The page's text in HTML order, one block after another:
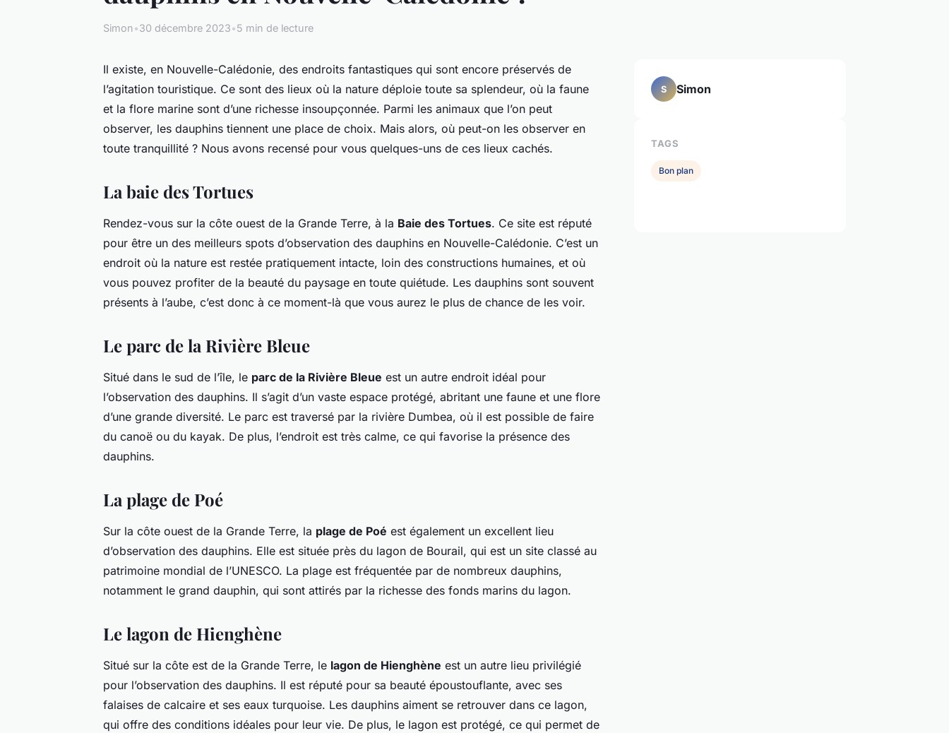
Simon•30 décembre 2023•5 min de lecture
Il existe, en Nouvelle-Calédonie, des endroits fantastiques qui sont encore préservés de
l’agitation touristique. Ce sont des lieux où la nature déploie toute sa splendeur, où la faune
et la flore marine sont d’une richesse insoupçonnée. Parmi les animaux que l’on peut
observer, les dauphins tiennent une place de choix. Mais alors, où peut-on les observer en
toute tranquillité ? Nous avons recensé pour vous quelques-uns de ces lieux cachés.
La baie des Tortues
Rendez-vous sur la côte ouest de la Grande Terre, à la Baie des Tortues. Ce site est réputé
pour être un des meilleurs spots d’observation des dauphins en Nouvelle-Calédonie. C’est un
endroit où la nature est restée pratiquement intacte, loin des constructions humaines, et où
vous pouvez profiter de la beauté du paysage en toute quiétude. Les dauphins sont souvent
présents à l’aube, c’est donc à ce moment-là que vous aurez le plus de chance de les voir.
Le parc de la Rivière Bleue
Situé dans le sud de l’île, le parc de la Rivière Bleue est un autre endroit idéal pour
l’observation des dauphins. Il s’agit d’un vaste espace protégé, abritant une faune et une flore
d’une grande diversité. Le parc est traversé par la rivière Dumbea, où il est possible de faire
du canoë ou du kayak. De plus, l’endroit est très calme, ce qui favorise la présence des
dauphins.
La plage de Poé
Sur la côte ouest de la Grande Terre, la plage de Poé est également un excellent lieu
d’observation des dauphins. Elle est située près du lagon de Bourail, qui est un site classé au
patrimoine mondial de l’UNESCO. La plage est fréquentée par de nombreux dauphins,
notamment le grand dauphin, qui sont attirés par la richesse des fonds marins du lagon.
Le lagon de Hienghène
Situé sur la côte est de la Grande Terre, le lagon de Hienghène est un autre lieu privilégié
pour l’observation des dauphins. Il est réputé pour sa beauté époustouflante, avec ses
falaises de calcaire et ses eaux turquoise. Les dauphins aiment se retrouver dans ce lagon,
qui offre des conditions idéales pour leur vie. De plus, le lagon est protégé, ce qui permet de
S Simon
TAGS
Bon plan